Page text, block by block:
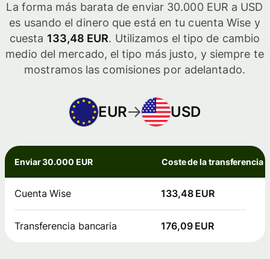
La forma más barata de enviar 30.000 EUR a USD
es usando el dinero que está en tu cuenta Wise y
cuesta 133,48 EUR. Utilizamos el tipo de cambio
medio del mercado, el tipo más justo, y siempre te
mostramos las comisiones por adelantado.
EUR USD
Enviar 30.000 EUR Coste de la transferencia
Cuenta Wise 133,48 EUR
Transferencia bancaria 176,09 EUR